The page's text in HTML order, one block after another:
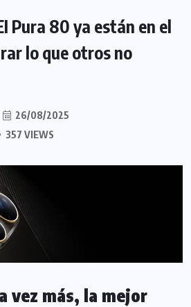
Pura 80 ya están en el
lo que otros no
26/08/2025
357 VIEWS
vez más, la mejor